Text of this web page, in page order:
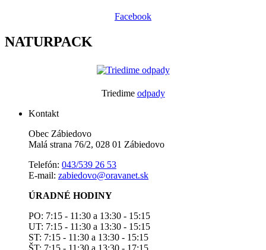
Facebook
NATURPACK
Triedime odpady
Kontakt
Obec Zábiedovo
Malá strana 76/2, 028 01 Zábiedovo
Telefón: 043/539 26 53
E-mail: zabiedovo@oravanet.sk
ÚRADNÉ HODINY
PO: 7:15 - 11:30 a 13:30 - 15:15
UT: 7:15 - 11:30 a 13:30 - 15:15
ST: 7:15 - 11:30 a 13:30 - 15:15
ŠT: 7:15 - 11:30 a 13:30 - 17:15